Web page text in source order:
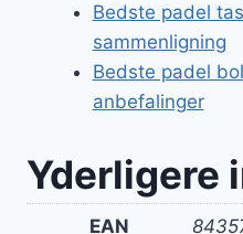
Bedste padel
sammenligning
Bedste padel
anbefalinger
Yderligere
EAN